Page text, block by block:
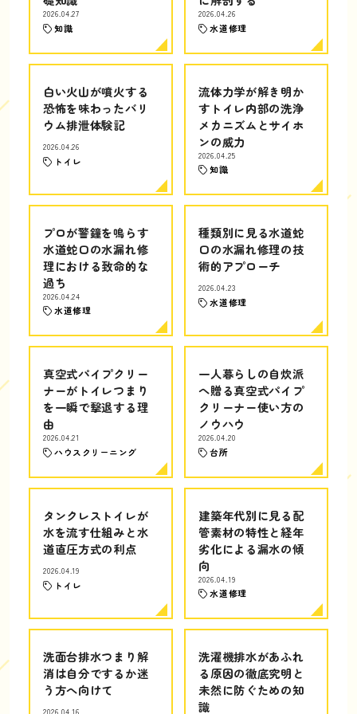
2026.04.27
知識
2026.04.26
水道修理
白い火山が噴火する
恐怖を味わったバリ
ウム排泄体験記
2026.04.26
トイレ
流体力学が解き明か
すトイレ内部の洗浄
メカニズムとサイホ
ンの威力
2026.04.25
知識
プロが警鐘を鳴らす
水道蛇口の水漏れ修
理における致命的な
過ち
2026.04.24
水道修理
種類別に見る水道蛇
口の水漏れ修理の技
術的アプローチ
2026.04.23
水道修理
真空式パイプクリー
ナーがトイレつまり
を一瞬で撃退する理
由
2026.04.21
ハウスクリーニング
一人暮らしの自炊派
へ贈る真空式パイプ
クリーナー使い方の
ノウハウ
2026.04.20
台所
タンクレストイレが
水を流す仕組みと水
道直圧方式の利点
2026.04.19
トイレ
建築年代別に見る配
管素材の特性と経年
劣化による漏水の傾
向
2026.04.19
水道修理
洗面台排水つまり解
消は自分でするか迷
う方へ向けて
洗濯機排水があふれ
る原因の徹底究明と
未然に防ぐための知
識